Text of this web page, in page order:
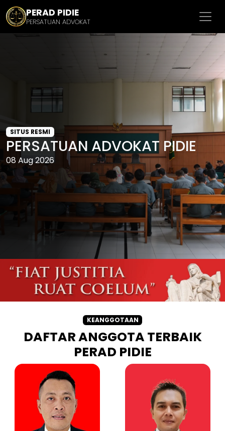
PERAD PIDIE
PERSATUAN ADVOKAT
SITUS RESMI
PERSATUAN ADVOKAT PIDIE
08 Aug 2026
KEANGGOTAAN
DAFTAR ANGGOTA TERBAIK
PERAD PIDIE